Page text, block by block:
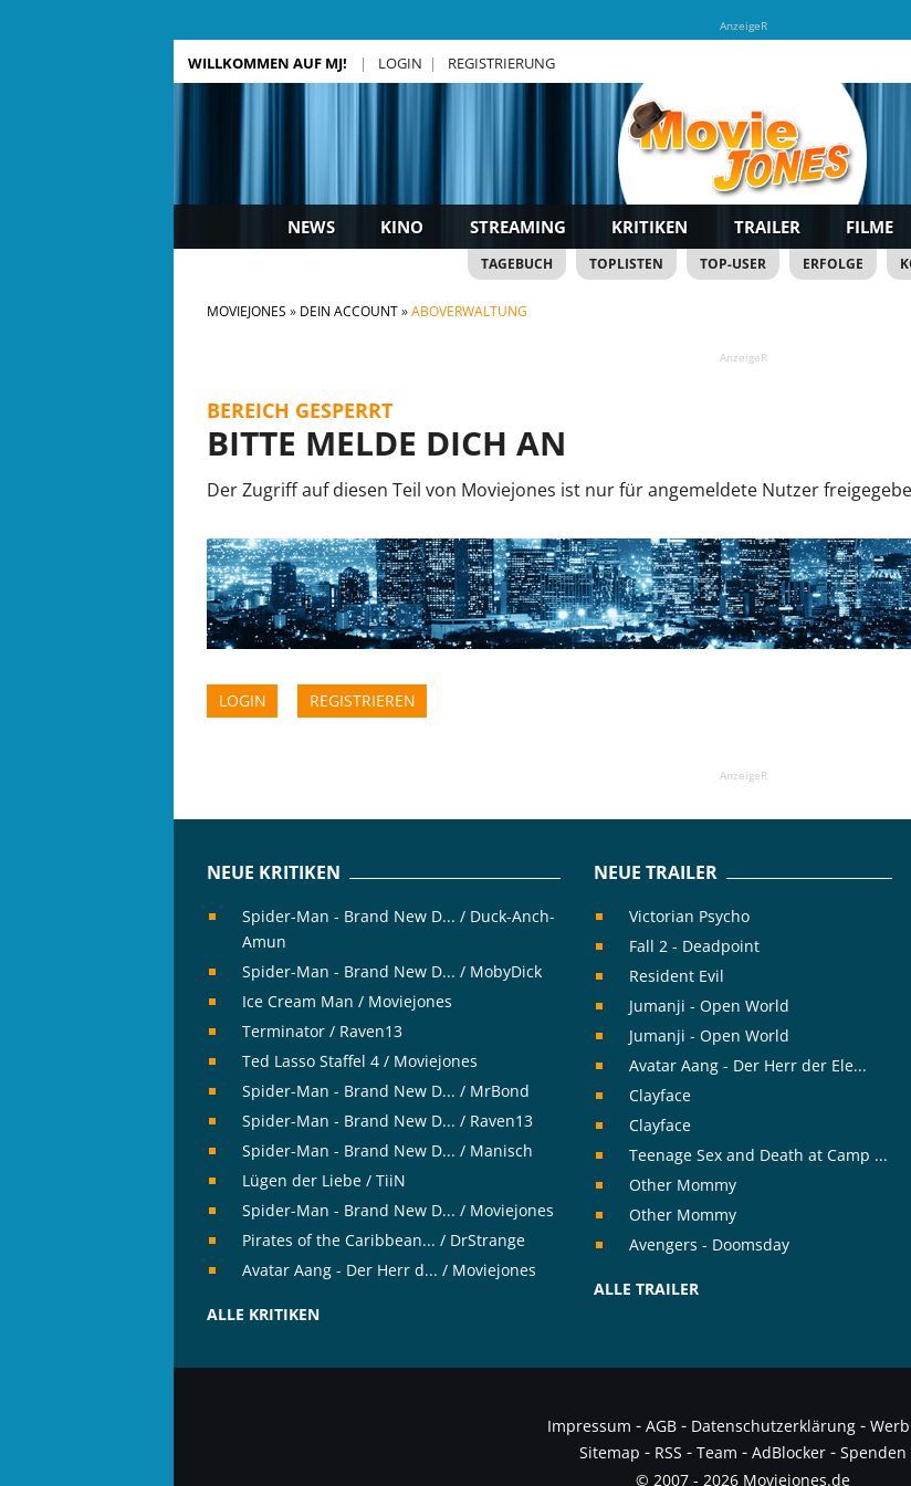
AnzeigeR
WILLKOMMEN AUF MJ! LOGIN REGISTRIERUNG
NEWS KINO STREAMING KRITIKEN TRAILER FILME
TAGEBUCH TOPLISTEN TOP-USER ERFOLGE
MOVIEJONES DEIN ACCOUNT ABOVERWALTUNG
AnzeigeR
BEREICH GESPERRT
BITTE MELDE DICH AN
Der Zugriff auf diesen Teil von Moviejones ist nur für angemeldete Nutzer
LOGIN REGISTRIEREN
AnzeigeR
NEUE KRITIKEN
Spider-Man - Brand New D... / Duck-Anch-
Amun
Spider-Man - Brand New D... / MobyDick
Ice Cream Man / Moviejones
Terminator / Raven13
Ted Lasso Staffel 4 / Moviejones
Spider-Man - Brand New D... / MrBond
Spider-Man - Brand New D... / Raven13
Spider-Man - Brand New D... / Manisch
Lügen der Liebe / TiiN
Spider-Man - Brand New D... / Moviejones
Pirates of the Caribbean... / DrStrange
Avatar Aang - Der Herr d... / Moviejones
ALLE KRITIKEN
NEUE TRAILER
Victorian Psycho
Fall 2 - Deadpoint
Resident Evil
Jumanji - Open World
Jumanji - Open World
Avatar Aang - Der Herr der Ele...
Clayface
Clayface
Teenage Sex and Death at Camp ...
Other Mommy
Other Mommy
Avengers - Doomsday
ALLE TRAILER
Impressum - AGB - Datenschutzerklärung -
Sitemap - RSS - Team - AdBlocker - Spenden
© 2007 - 2026 Moviejones.de